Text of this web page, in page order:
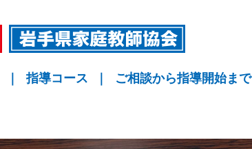
指導コース ご相談から指導開始まで